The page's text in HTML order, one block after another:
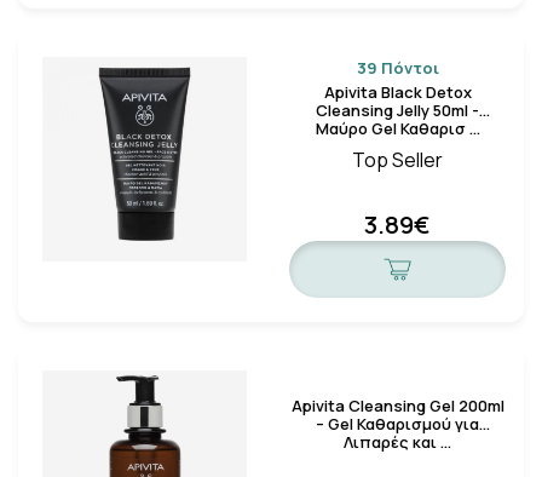
39 Πόντοι
Apivita Black Detox
Cleansing Jelly 50ml -
Μαύρο Gel Καθαρισ …
Top Seller
3.89€
Apivita Cleansing Gel 200ml
– Gel Καθαρισμού για
Λιπαρές και …